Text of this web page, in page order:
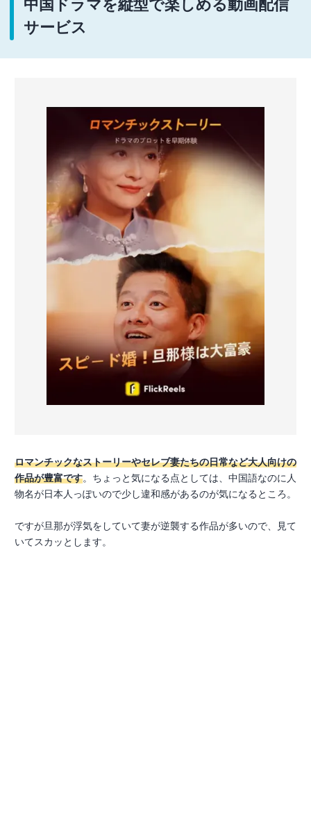
中国ドラマを縦型で楽しめる動画配信
サービス
ロマンチックなストーリーやセレブ妻たちの日常など大人向けの
作品が豊富です。ちょっと気になる点としては、中国語なのに人
物名が日本人っぽいので少し違和感があるのが気になるところ。
ですが旦那が浮気をしていて妻が逆襲する作品が多いので、見て
いてスカッとします。